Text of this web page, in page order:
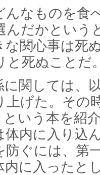
んなものを食
んだかという
な関心事は死
と死ぬことだ
関しては、
上げた。その
という本を紹
体内に入り込
防ぐには、第
内に入ったと